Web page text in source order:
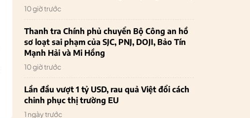
10 giờ trước
Thanh tra Chính phủ chuyển Bộ Công an hồ
sơ loạt sai phạm của SJC, PNJ, DOJI, Bảo Tín
Mạnh Hải và Mi Hồng
10 giờ trước
Lần đầu vượt 1 tỷ USD, rau quả Việt đổi cách
chinh phục thị trường EU
1 ngày trước